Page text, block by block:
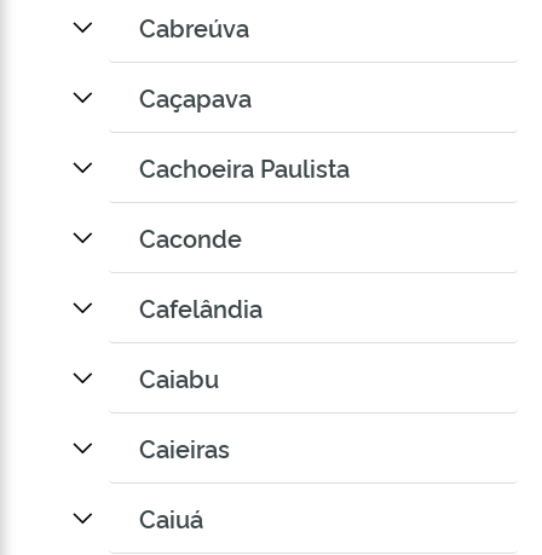
Cabreúva
Caçapava
Cachoeira Paulista
Caconde
Cafelândia
Caiabu
Caieiras
Caiuá